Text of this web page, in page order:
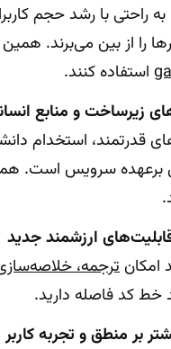
راحتی با رشد حجم
را از بین می‌برند.
استفاده کنند.
زیرساخت و منابع
قدرتمند، استخدام
برعهده سرویس است.
ارزشمند جدید
امکان ترجمه،
بر منطق و تجربه کاربر